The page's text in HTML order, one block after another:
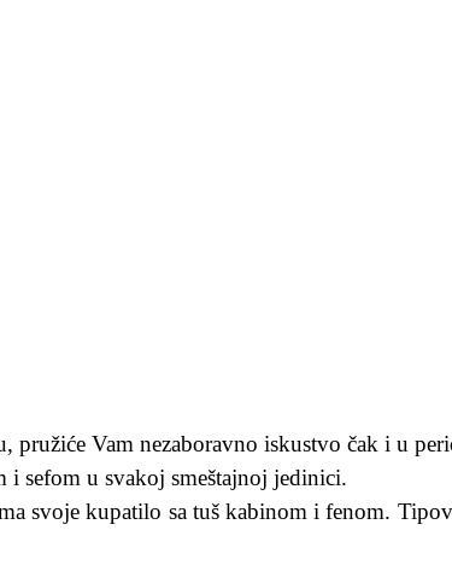
pružiće Vam nezaboravno iskustvo čak i u
i sefom u svakoj smeštajnoj jedinici.
svoje kupatilo sa tuš kabinom i fenom.